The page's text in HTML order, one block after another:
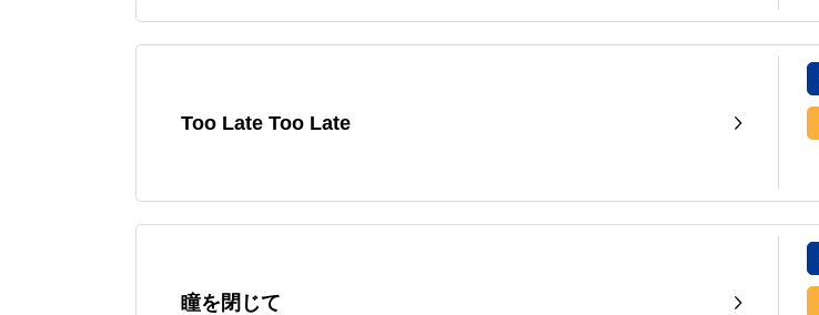
Too Late Too Late
瞳を閉じて